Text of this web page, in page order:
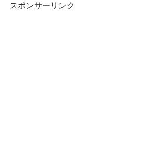
スポンサーリンク